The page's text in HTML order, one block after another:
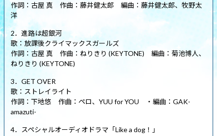
作詞：古屋 真 作曲：藤井健太郎 編曲：藤井健太郎、牧野太
洋
2．進路は超銀河
歌：放課後クライマックスガールズ
作詞：古屋 真 作曲：ねりきり (KEYTONE) 編曲：菊池博人、
ねりきり (KEYTONE)
3．GET OVER
歌：ストレイライト
作詞：下地悠 作曲：ペロ、YUU for YOU ・編曲：GAK-
amazuti-
4．スペシャルオーディオドラマ「Like a dog！」